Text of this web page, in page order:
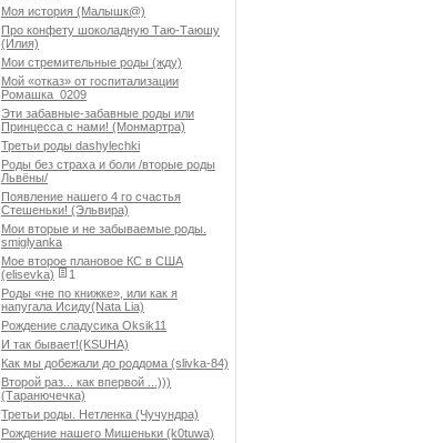
Моя история (Малышк@)
Про конфету шоколадную Таю-Таюшу
(Илия)
Мои стремительные роды (жду)
Мой «отказ» от госпитализации
Ромашка_0209
Эти забавные-забавные роды или
Принцесса с нами! (Монмартра)
Третьи роды dashylechki
Роды без страха и боли /вторые роды
Львёны/
Появление нашего 4 го счастья
Стешеньки! (Эльвира)
Мои вторые и не забываемые роды.
smiglyanka
Мое второе плановое КС в США
(elisevka)
1
Роды «не по книжке», или как я
напугала Исиду(Nata Lia)
Рождение сладусика Oksik11
И так бывает!(KSUHA)
Как мы добежали до роддома (slivka-84)
Второй раз... как впервой ...)))
(Таранючечка)
Третьи роды. Нетленка (Чучундра)
Рождение нашего Мишеньки (k0tuwa)